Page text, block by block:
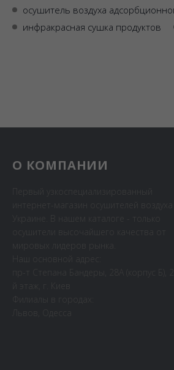
осушитель воздуха
инфракрасная сушка продуктов
О КОМПАНИИ